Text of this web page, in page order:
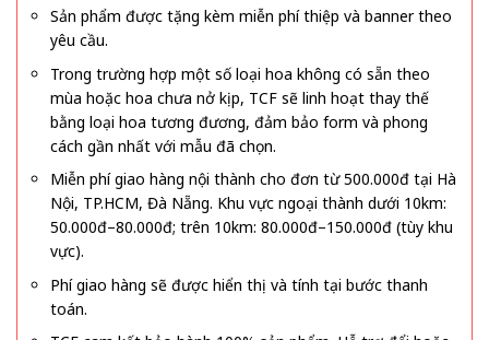
Sản phẩm được tặng kèm miễn phí thiệp và banner theo
yêu cầu.
Trong trường hợp một số loại hoa không có sẵn theo
mùa hoặc hoa chưa nở kịp, TCF sẽ linh hoạt thay thế
bằng loại hoa tương đương, đảm bảo form và phong
cách gần nhất với mẫu đã chọn.
Miễn phí giao hàng nội thành cho đơn từ 500.000đ tại Hà
Nội, TP.HCM, Đà Nẵng. Khu vực ngoại thành dưới 10km:
50.000đ–80.000đ; trên 10km: 80.000đ–150.000đ (tùy khu
vực).
Phí giao hàng sẽ được hiển thị và tính tại bước thanh
toán.